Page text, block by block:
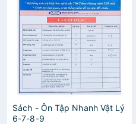
Sách - Ôn Tập Nhanh Vật Lý
6-7-8-9